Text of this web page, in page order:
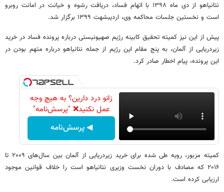
نتانیاهو از دی ماه ۱۳۹۸ با اتهام فساد، دریافت رشوه و خیانت در امانت روبرو
است و نخستین جلسات محاکمه وی، اردیبشهت ۱۳۹۹ برگزار شد.
پیش از این نیز کمیته تحقیق کابینه رژیم صهیونیستی درباره پرونده فساد در خرید
زیردریایی از آلمان، به پنج مقام این رژیم از جمله نتانیاهو درباره متهم بودن در
این پرونده، پیام اخطار صادر کرد.
زانو درد دارین؟ به هیچ وجه
عمل نکنید❌ "پرسش‌نامه"
◀ پرسش‌نامه
کمیته مزبور، رویه طی شده برای خرید زیردریایی از آلمان بین سال‌های ۲۰۰۹ تا
۲۰۱۶ که مصادف با دوران نخست وزیری نتانیاهو است را خلاف قوانین موجود
ارزیابی کرده است.